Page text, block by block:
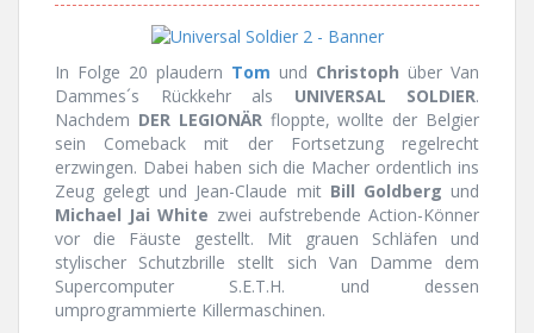
In Folge 20 plaudern Tom und Christoph über Van
Dammes´s Rückkehr als UNIVERSAL SOLDIER.
Nachdem DER LEGIONÄRfloppte, wollte der Belgier
sein Comeback mit der Fortsetzung regelrecht
erzwingen. Dabei haben sich die Macher ordentlich ins
Zeug gelegt und Jean-Claude mit Bill Goldberg und
Michael Jai White zwei aufstrebende Action-Könner
vor die Fäuste gestellt. Mit grauen Schläfen und
stylischer Schutzbrille stellt sich Van Damme dem
Supercomputer S.E.T.H. und dessen
umprogrammierte Killermaschinen.